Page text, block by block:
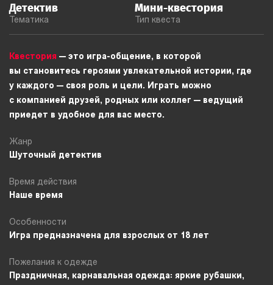
Детектив
Тематика
Мини-квестория
Тип квеста
Квестория — это игра-общение, в которой
вы становитесь героями увлекательной истории, где
у каждого — своя роль и цели. Играть можно
с компанией друзей, родных или коллег — ведущий
приедет в удобное для вас место.
Жанр
Шуточный детектив
Время действия
Наше время
Особенности
Игра предназначена для взрослых от 18 лет
Пожелания к одежде
Праздничная, карнавальная одежда: яркие рубашки,